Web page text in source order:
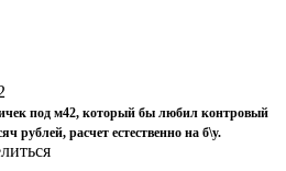
под м42, который бы любил контровый
рублей, расчет естественно на б\у.